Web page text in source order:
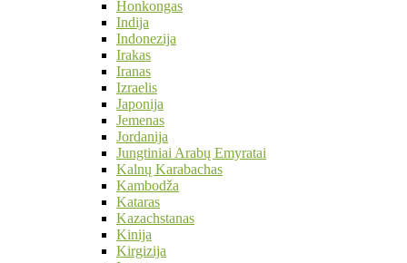
Honkongas
Indija
Indonezija
Irakas
Iranas
Izraelis
Japonija
Jemenas
Jordanija
Jungtiniai Arabų Emyratai
Kalnų Karabachas
Kambodža
Kataras
Kazachstanas
Kinija
Kirgizija